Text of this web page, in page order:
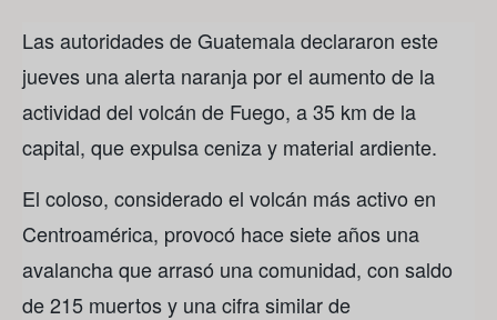
Las autoridades de Guatemala declararon este
jueves una alerta naranja por el aumento de la
actividad del volcán de Fuego, a 35 km de la
capital, que expulsa ceniza y material ardiente.
El coloso, considerado el volcán más activo en
Centroamérica, provocó hace siete años una
avalancha que arrasó una comunidad, con saldo
de 215 muertos y una cifra similar de